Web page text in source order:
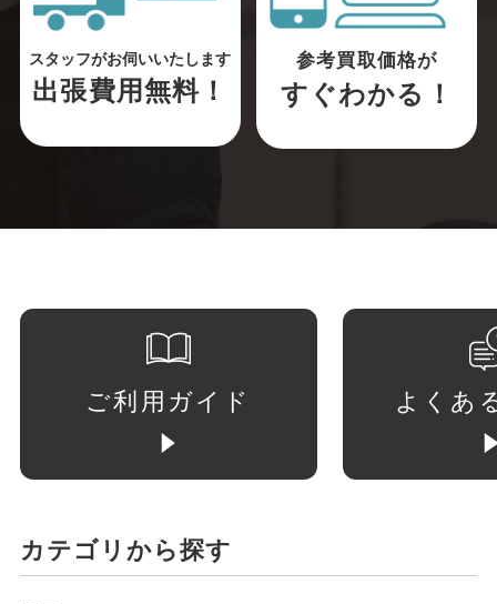
スタッフがお伺いいたします
出張費用無料！
参考買取価格が
すぐわかる！
ご利用ガイド よくあ
カテゴリから探す